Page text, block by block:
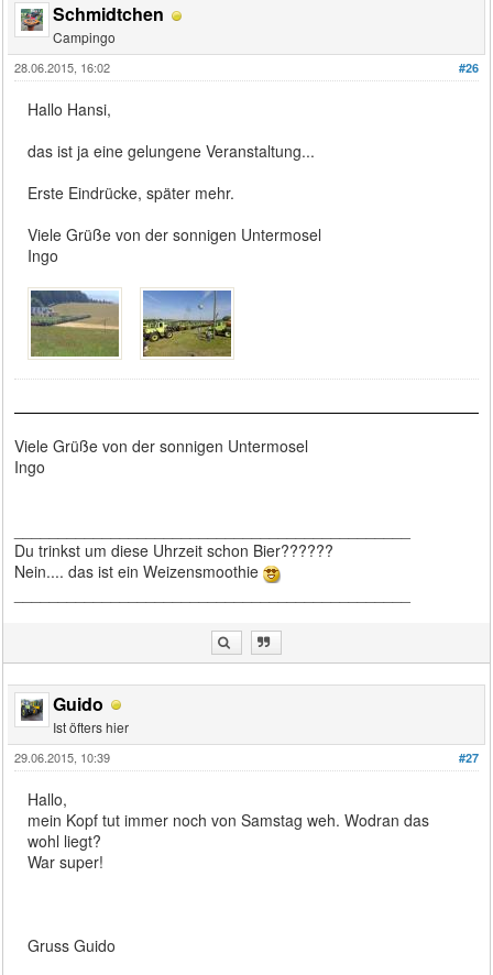
Schmidtchen
Campingo
#26
28.06.2015, 16:02
Hallo Hansi,
das ist ja eine gelungene Veranstaltung...
Erste Eindrücke, später mehr.
Viele Grüße von der sonnigen Untermosel
Ingo
Viele Grüße von der sonnigen Untermosel
Ingo
Du trinkst um diese Uhrzeit schon Bier??????
Nein.... das ist ein Weizensmoothie
Guido
Ist öfters hier
#27
29.06.2015, 10:39
Hallo,
mein Kopf tut immer noch von Samstag weh. Wodran das
wohl liegt?
War super!
Gruss Guido